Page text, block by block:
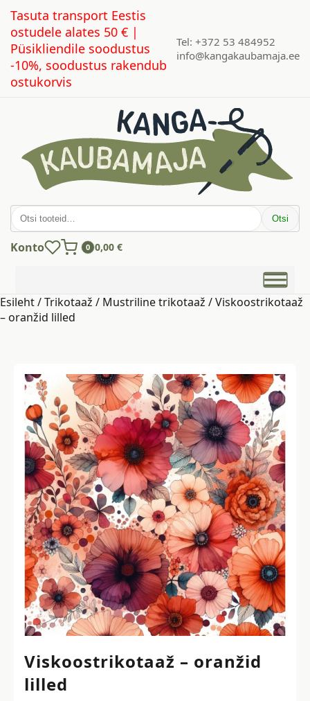
Tasuta transport Eestis
ostudele alates 50 € |
Püsikliendile soodustus
-10%, soodustus rakendub
ostukorvis
Tel: +372 53 484952
info@kangakaubamaja.ee
Otsi: Otsi
Konto 0 0,00 €
Esileht/Trikotaaž / Mustriline trikotaaž / Viskoostrikotaaž
– oranžid lilled
Viskoostrikotaaž – oranžid
lilled